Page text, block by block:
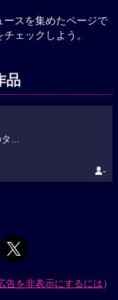
ースを集めたページで
ェックしよう。
品
...
-
告を非表示にするには）